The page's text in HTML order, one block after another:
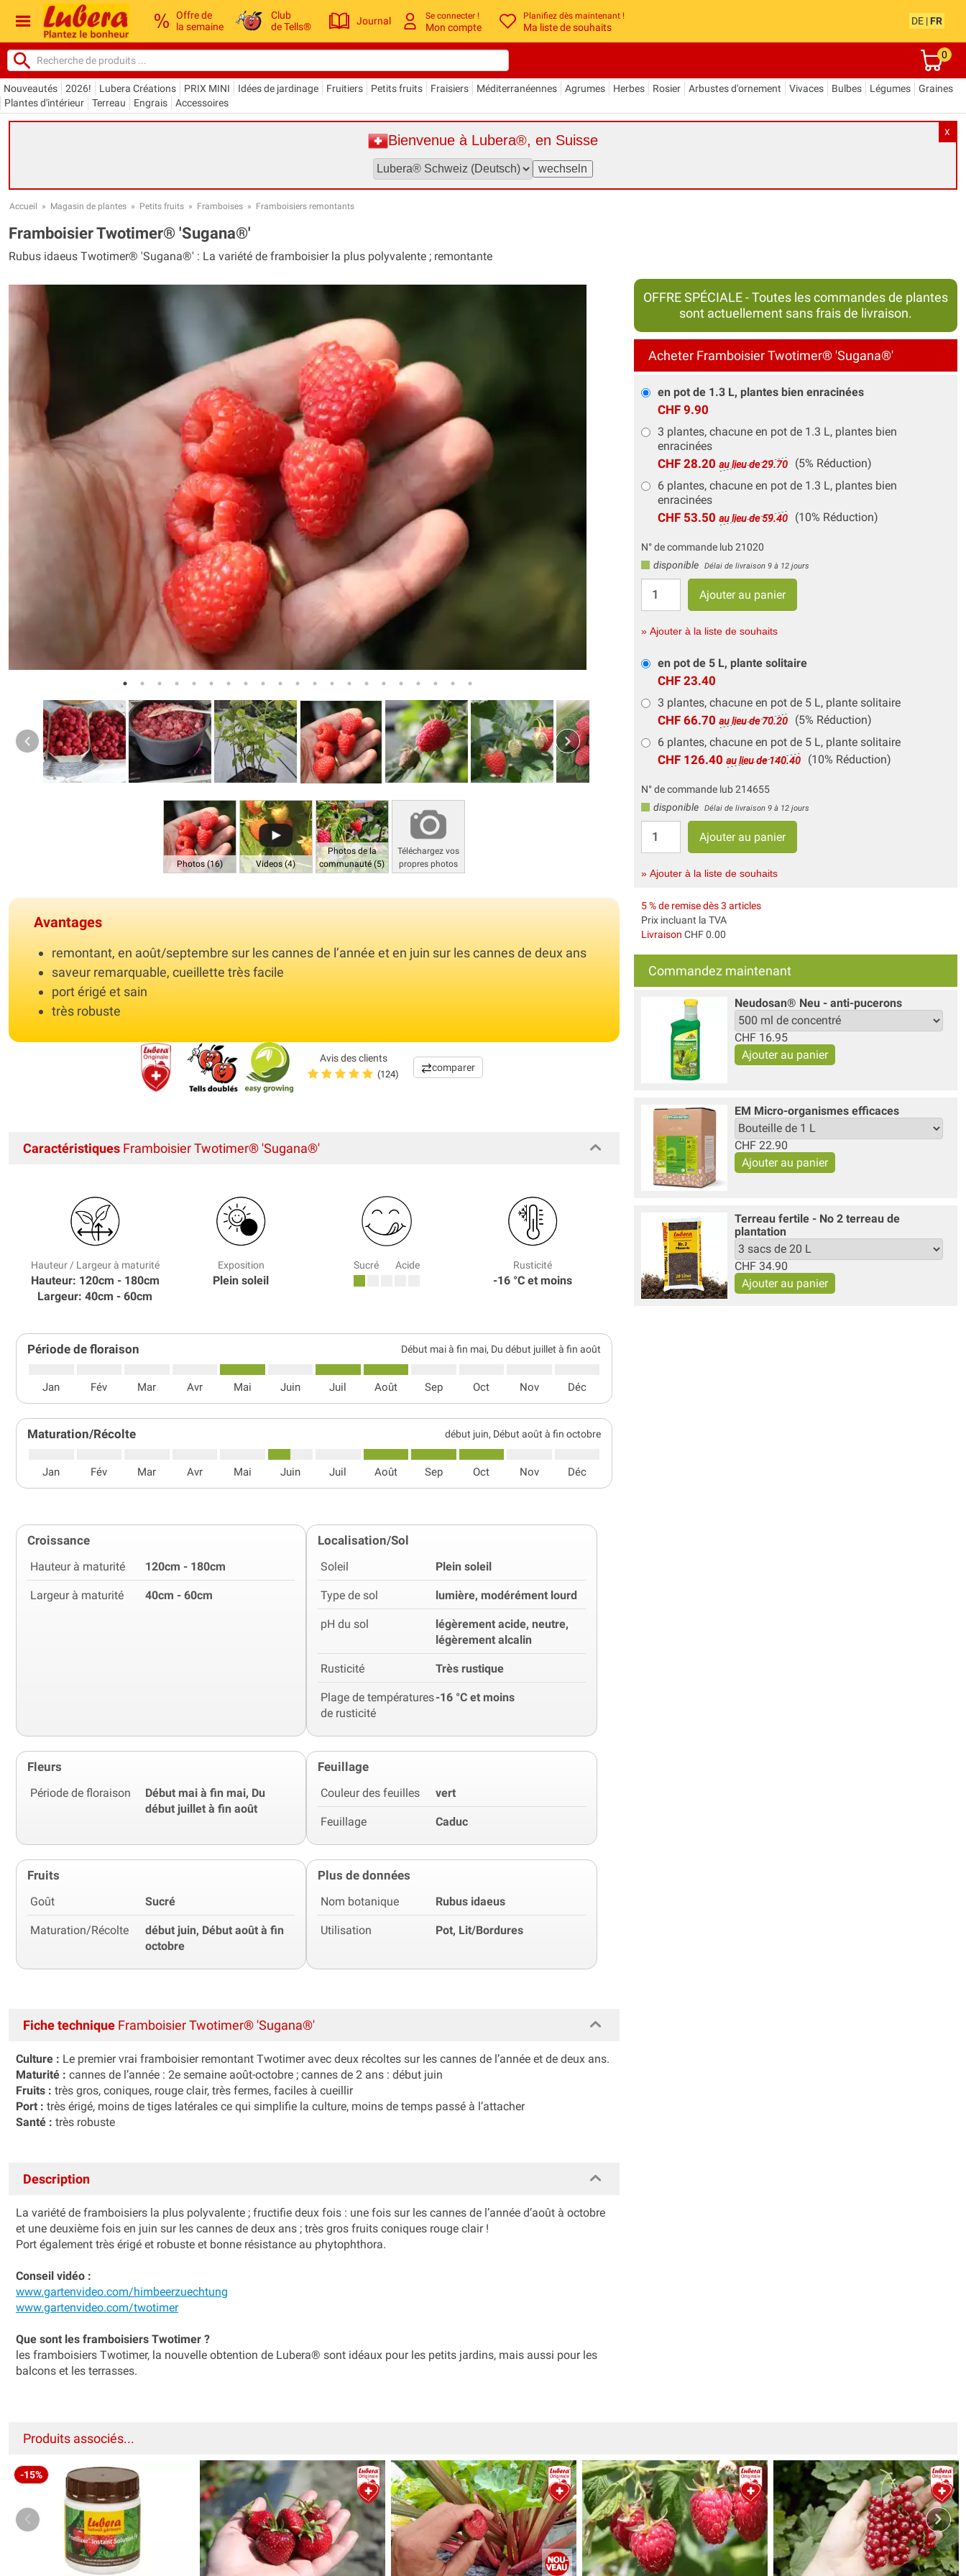
Offre de
la semaine
Club
de Tells®
Journal Se connecter !
Mon compte
Planifiez dès maintenant !
Ma liste de souhaits
DE | FR
0
Nouveautés 2026! Lubera Créations PRIX MINI Idées de jardinage Fruitiers Petits fruits Fraisiers Méditerranéennes Agrumes Herbes Rosier Arbustes d'ornement Vivaces Bulbes Légumes
Graines
Plantes d'intérieur
Terreau Engrais Accessoires
X
Bienvenue à Lubera®, en Suisse
Accueil » Magasin de plantes » Petits fruits » Framboises » Framboisiers remontants
Framboisier Twotimer® 'Sugana®'
Rubus idaeus Twotimer® 'Sugana®' : La variété de framboisier la plus polyvalente ; remontante
Photos (16) Videos (4)
Photos de la
communauté (5)
Téléchargez vos
propres photos
Avantages
remontant, en août/septembre sur les cannes de l’année et en juin sur les cannes de deux ans
saveur remarquable, cueillette très facile
port érigé et sain
très robuste
Avis des clients
(124)
comparer
OFFRE SPÉCIALE - Toutes les commandes de plantes
sont actuellement sans frais de livraison.
Acheter Framboisier Twotimer® 'Sugana®'
en pot de 1.3 L, plantes bien enracinées
CHF 9.90
3 plantes, chacune en pot de 1.3 L, plantes bien
enracinées
CHF 28.20 au lieu de 29.70
(5% Réduction)
6 plantes, chacune en pot de 1.3 L, plantes bien
enracinées
CHF 53.50 au lieu de 59.40 (10% Réduction)
N° de commande lub 21020
disponible
Délai de livraison 9 à 12 jours
» Ajouter à la liste de souhaits
en pot de 5 L, plante solitaire
CHF 23.40
3 plantes, chacune en pot de 5 L, plante solitaire
CHF 66.70 au lieu de 70.20
(5% Réduction)
6 plantes, chacune en pot de 5 L, plante solitaire
CHF 126.40 au lieu de 140.40 (10% Réduction)
N° de commande lub 214655
disponible
Délai de livraison 9 à 12 jours
» Ajouter à la liste de souhaits
5 % de remise dès 3 articles
Prix incluant la TVA
Livraison CHF 0.00
Commandez maintenant
Neudosan® Neu - anti-pucerons
CHF 16.95
EM Micro-organismes efficaces
CHF 22.90
Terreau fertile - No 2 terreau de
plantation
CHF 34.90
Caractéristiques Framboisier Twotimer® 'Sugana®'
Hauteur / Largeur à maturité
Hauteur: 120cm - 180cm
Largeur: 40cm - 60cm
Exposition
Plein soleil
Sucré Acide Rusticité
-16 °C et moins
Période de floraison Début mai à fin mai, Du début juillet à fin août
Jan Fév Mar Avr Mai Juin Juil Août Sep Oct Nov Déc
Maturation/Récolte début juin, Début août à fin octobre
Jan Fév Mar Avr Mai Juin Juil Août Sep Oct Nov Déc
Croissance
Hauteur à maturité 120cm - 180cm
Largeur à maturité 40cm - 60cm
Localisation/Sol
Soleil Plein soleil
Type de sol lumière, modérément lourd
pH du sol
légèrement acide, neutre,
légèrement alcalin
Rusticité Très rustique
Plage de températures
de rusticité
-16 °C et moins
Fleurs
Période de floraison
Début mai à fin mai, Du
début juillet à fin août
Feuillage
Couleur des feuilles vert
Feuillage Caduc
Fruits
Goût Sucré
Maturation/Récolte
début juin, Début août à fin
octobre
Plus de données
Nom botanique Rubus idaeus
Utilisation Pot, Lit/Bordures
Fiche technique Framboisier Twotimer® 'Sugana®'
Culture : Le premier vrai framboisier remontant Twotimer avec deux récoltes sur les cannes de l’année et de deux ans.
Maturité : cannes de l’année : 2e semaine août-octobre ; cannes de 2 ans : début juin
Fruits : très gros, coniques, rouge clair, très fermes, faciles à cueillir
Port : très érigé, moins de tiges latérales ce qui simplifie la culture, moins de temps passé à l’attacher
Santé : très robuste
Description
La variété de framboisiers la plus polyvalente ; fructifie deux fois : une fois sur les cannes de l’année d’août à octobre
et une deuxième fois en juin sur les cannes de deux ans ; très gros fruits coniques rouge clair !
Port également très érigé et robuste et bonne résistance au phytophthora.
Conseil vidéo :
www.gartenvideo.com/himbeerzuechtung
www.gartenvideo.com/twotimer
Que sont les framboisiers Twotimer ?
les framboisiers Twotimer, la nouvelle obtention de Lubera® sont idéaux pour les petits jardins, mais aussi pour les
balcons et les terrasses.
Produits associés...
-15%